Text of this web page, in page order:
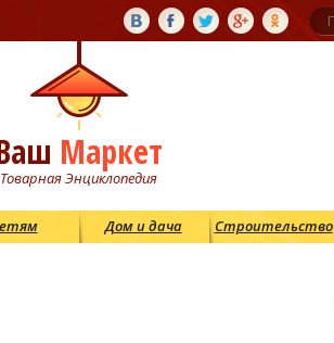
Маркет
Товарная Энциклопедия
Дом и дача Строительство